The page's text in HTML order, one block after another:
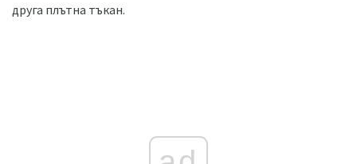
друга плътна тъкан.